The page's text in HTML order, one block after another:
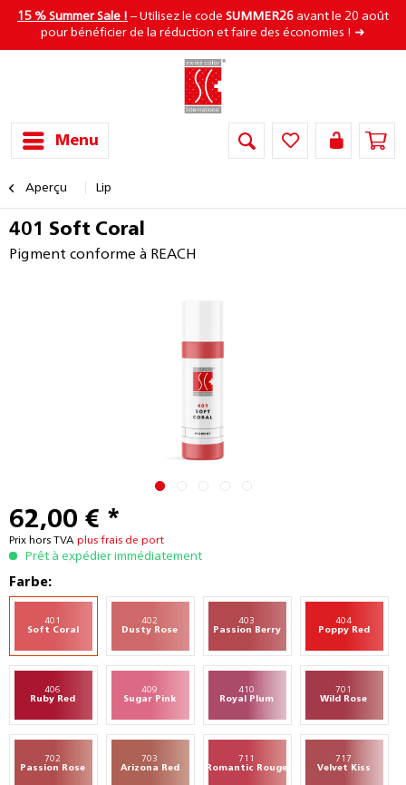
15 % Summer Sale ! – Utilisez le code SUMMER26 avant le 20 août
pour bénéficier de la réduction et faire des économies ! ➜
Menu
Aperçu Lip
401 Soft Coral
Pigment conforme à REACH
62,00 € *
Prix hors TVA plus frais de port
Prêt à expédier immédiatement
Farbe:
401
Soft Coral
402
Dusty Rose
403
Passion Berry
404
Poppy Red
406
Ruby Red
409
Sugar Pink
410
Royal Plum
701
Wild Rose
702
Passion Rose
703
Arizona Red
711
Romantic Rouge
717
Velvet Kiss